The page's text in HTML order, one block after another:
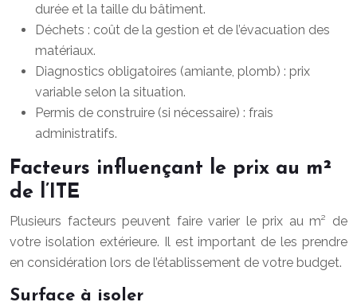
durée et la taille du bâtiment.
Déchets : coût de la gestion et de l’évacuation des
matériaux.
Diagnostics obligatoires (amiante, plomb) : prix
variable selon la situation.
Permis de construire (si nécessaire) : frais
administratifs.
Facteurs influençant le prix au m²
de l’ITE
Plusieurs facteurs peuvent faire varier le prix au m² de
votre isolation extérieure. Il est important de les prendre
en considération lors de l’établissement de votre budget.
Surface à isoler